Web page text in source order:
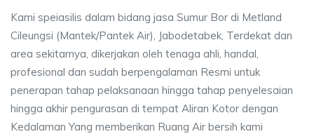
Kami speiasilis dalam bidang jasa Sumur Bor di Metland
Cileungsi (Mantek/Pantek Air), Jabodetabek, Terdekat dan
area sekitarnya, dikerjakan oleh tenaga ahli, handal,
profesional dan sudah berpengalaman Resmi untuk
penerapan tahap pelaksanaan hingga tahap penyelesaian
hingga akhir pengurasan di tempat Aliran Kotor dengan
Kedalaman Yang memberikan Ruang Air bersih kami